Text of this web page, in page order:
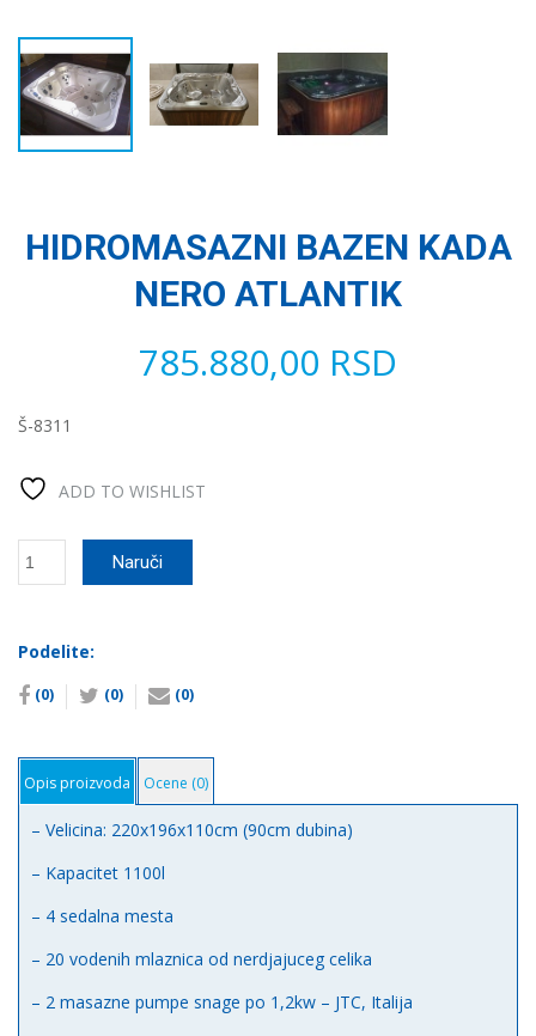
HIDROMASAZNI BAZEN KADA
NERO ATLANTIK
785.880,00 RSD
Š-8311
ADD TO WISHLIST
HIDROMASAZNI
BAZEN
ATLANTIK
Naruči
Podelite:
(0) (0) (0)
Opis proizvoda Ocene (0)
– Velicina: 220x196x110cm (90cm dubina)
– Kapacitet 1100l
– 4 sedalna mesta
– 20 vodenih mlaznica od nerdjajuceg celika
– 2 masazne pumpe snage po 1,2kw – JTC, Italija